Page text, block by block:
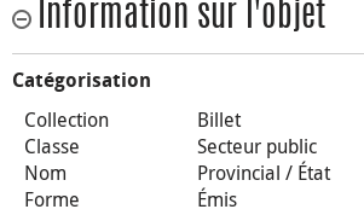
Information sur l'objet
Catégorisation
Collection
Billet
Classe
Secteur public
Nom
Provincial / État
Forme
Émis